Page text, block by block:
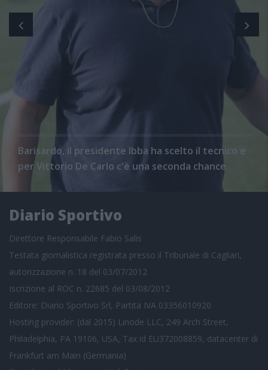
Barisardo, il presidente Ibba ha scelto il tecnico e
per Vittorio De Carlo c'è una seconda chance
Diario Sportivo
Direttore Responsabile Fabio Salis
Testata giornalistica registrata presso il Tribunale di Cagliari,
autorizzazione n. 18 del 03/07/2012
Iscrizione al ROC n. 22685 del 03/08/2012
Editore: Diario Sportivo Srl, Partita IVA 03356010920
Hosting provider: (dal 2015) Linode LLC, 249 Arch Street,
Philadelphia, PA 19106, USA, Tax id EU372008859, datacenter di
Frankfurt am Main (Germania)